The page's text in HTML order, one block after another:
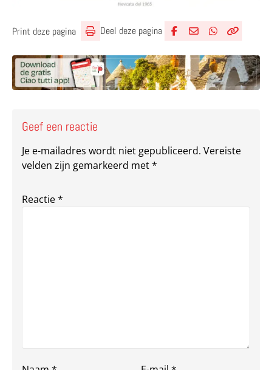
Print deze pagina Deel deze pagina
Geef een reactie
Je e-mailadres wordt niet gepubliceerd. Vereiste
velden zijn gemarkeerd met*
Reactie*